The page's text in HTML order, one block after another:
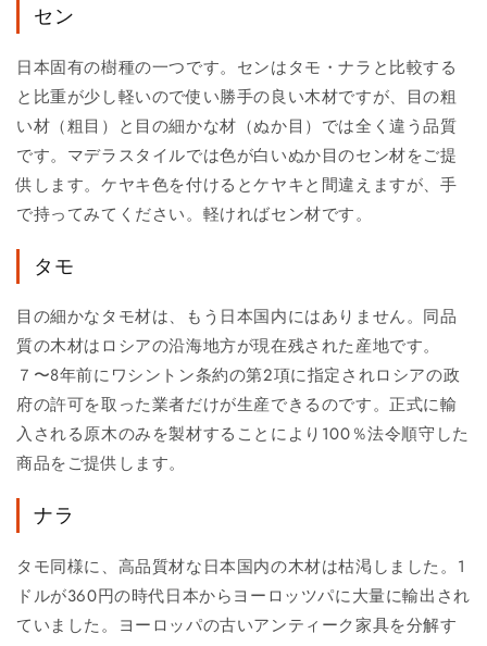
セン
日本固有の樹種の一つです。センはタモ・ナラと比較する
と比重が少し軽いので使い勝手の良い木材ですが、目の粗
い材（粗目）と目の細かな材（ぬか目）では全く違う品質
です。マデラスタイルでは色が白いぬか目のセン材をご提
供します。ケヤキ色を付けるとケヤキと間違えますが、手
で持ってみてください。軽ければセン材です。
タモ
目の細かなタモ材は、もう日本国内にはありません。同品
質の木材はロシアの沿海地方が現在残された産地です。
７〜8年前にワシントン条約の第2項に指定されロシアの政
府の許可を取った業者だけが生産できるのです。正式に輸
入される原木のみを製材することにより100％法令順守した
商品をご提供します。
ナラ
タモ同様に、高品質材な日本国内の木材は枯渇しました。1
ドルが360円の時代日本からヨーロッツパに大量に輸出され
ていました。ヨーロッパの古いアンティーク家具を分解す